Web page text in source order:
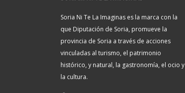
Soria Ni Te La Imaginas es la marca con la
que Diputación de Soria, promueve la
provincia de Soria a través de acciones
vinculadas al turismo, el patrimonio
histórico, y natural, la gastronomía, el ocio y
la cultura.